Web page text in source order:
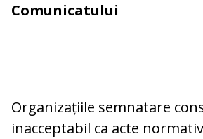
Comunicatului
Organizațiile semnatare
inacceptabil ca acte